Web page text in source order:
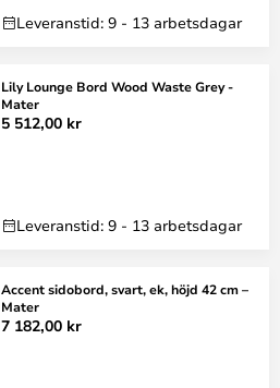
Leveranstid: 9 - 13 arbetsdagar
Lily Lounge Bord Wood Waste Grey -
Mater
5 512,00 kr
Leveranstid: 9 - 13 arbetsdagar
Accent sidobord, svart, ek, höjd 42 cm –
Mater
7 182,00 kr